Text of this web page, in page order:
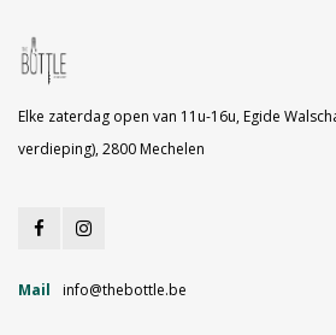
Elke zaterdag open van 11u-16u, Egide
verdieping), 2800 Mechelen
Mail info@thebottle.be